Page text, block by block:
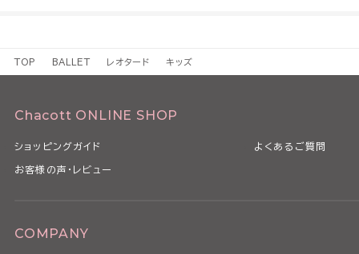
TOP BALLET レオタード キッズ
Chacott ONLINE SHOP
ショッピングガイド よくあるご質問
お客様の声・レビュー
COMPANY